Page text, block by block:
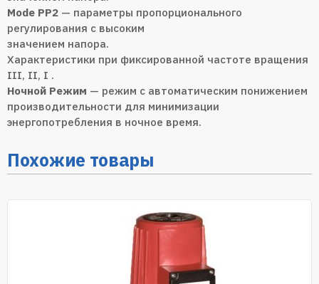
Mode PP2 — параметры пропорционального
регулирования с высоким
значением напора.
Характеристики при фиксированной частоте вращения
III, II, I .
Ночной Режим — режим с автоматическим понижением
производительности для минимизации
энергопотребления в ночное время.
Похожие товары